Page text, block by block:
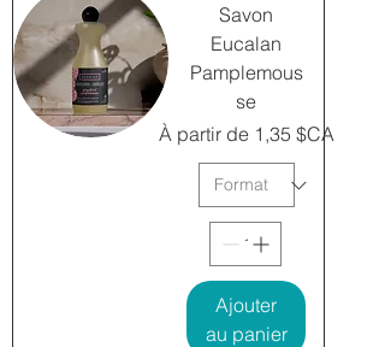
Savon
Eucalan
Pamplemous
se
À partir de 1,35 $CA
Prix promotionnel
Ajouter
au panier